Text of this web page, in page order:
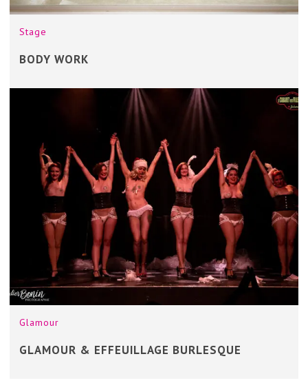
Stage
BODY WORK
Glamour
GLAMOUR & EFFEUILLAGE BURLESQUE